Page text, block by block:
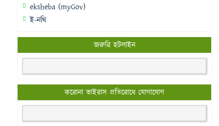
eksheba (myGov)
ই-নথি
জরুরি হটলাইন
করোনা ভাইরাস প্রতিরোধে যোগাযোগ